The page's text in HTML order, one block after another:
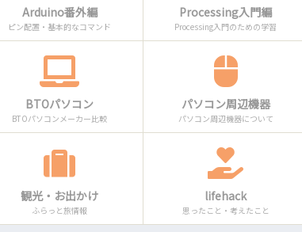
Arduino番外編
ピン配置・基本的なコマンド
Processing入門編
Processing入門のための学習
BTOパソコン
BTOパソコンメーカー比較
パソコン周辺機器
パソコン周辺機器について
観光・お出かけ
ふらっと旅情報
lifehack
思ったこと・考えたこと